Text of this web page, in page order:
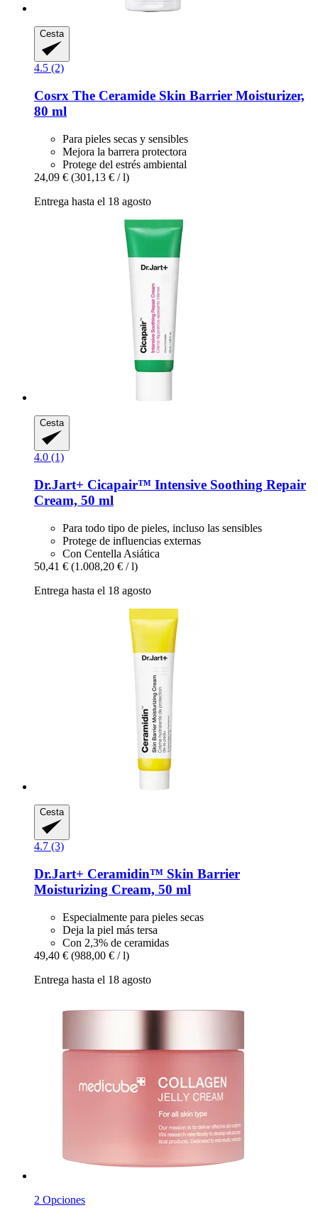
Cesta
4.5 (2)
Cosrx The Ceramide Skin Barrier Moisturizer,
80 ml
Para pieles secas y sensibles
Mejora la barrera protectora
Protege del estrés ambiental
24,09 € (301,13 € / l)
Entrega hasta el 18 agosto
Cesta
4.0 (1)
Dr.Jart+ Cicapair™ Intensive Soothing Repair
Cream, 50 ml
Para todo tipo de pieles, incluso las sensibles
Protege de influencias externas
Con Centella Asiática
50,41 € (1.008,20 € / l)
Entrega hasta el 18 agosto
Cesta
4.7 (3)
Dr.Jart+ Ceramidin™ Skin Barrier
Moisturizing Cream, 50 ml
Especialmente para pieles secas
Deja la piel más tersa
Con 2,3% de ceramidas
49,40 € (988,00 € / l)
Entrega hasta el 18 agosto
2 Opciones